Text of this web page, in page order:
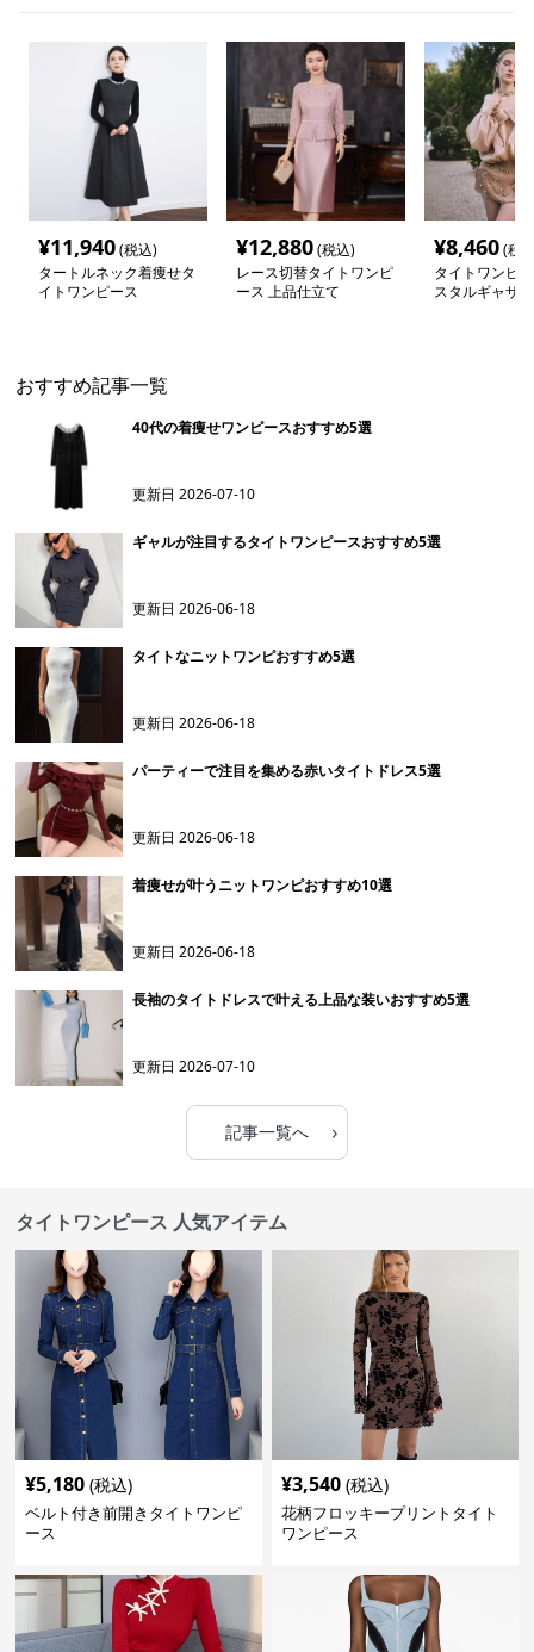
¥11,940(税込)
タートルネック着痩せタ
イトワンピース
¥12,880(税込)
レース切替タイトワンピ
ース 上品仕立て
¥8,460(税
タイトワンピ
スタルギャザ
おすすめ記事一覧
40代の着痩せワンピースおすすめ5選
更新日2026-07-10
ギャルが注目するタイトワンピースおすすめ5選
更新日2026-06-18
タイトなニットワンピおすすめ5選
更新日2026-06-18
パーティーで注目を集める赤いタイトドレス5選
更新日2026-06-18
着痩せが叶うニットワンピおすすめ10選
更新日2026-06-18
長袖のタイトドレスで叶える上品な装いおすすめ5選
更新日2026-07-10
記事一覧へ ›
タイトワンピース 人気アイテム
¥5,180 (税込)
ベルト付き前開きタイトワンピ
ース
¥3,540 (税込)
花柄フロッキープリントタイト
ワンピース